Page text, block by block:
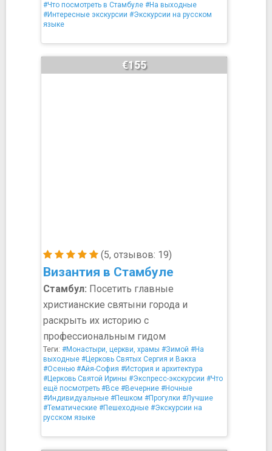
#Что посмотреть в Стамбуле #На выходные
#Интересные экскурсии #Экскурсии на русском
языке
(5, отзывов: 19)
Византия в Стамбуле
€155
Стамбул: Посетить главные
христианские святыни города и
раскрыть их историю с
профессиональным гидом
Теги: #Монастыри, церкви, храмы #Зимой #На
выходные #Церковь Святых Сергия и Вакха
#Осенью #Айя-София #История и архитектура
#Церковь Святой Ирины #Экспресс-экскурсии #Что
ещё посмотреть #Все #Вечерние #Ночные
#Индивидуальные #Пешком #Прогулки #Лучшие
#Тематические #Пешеходные #Экскурсии на
русском языке